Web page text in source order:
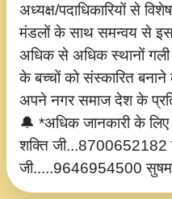
अध्यक्ष/पदाधिकारियों से
मंडलों के साथ समन्वय से
अधिक से अधिक स्थानों
के बच्चों को संस्कारित
अपने नगर समाज देश के प्रति
🔔 *अधिक जानकारी के
शक्ति जी...8700652182
जी.....9646954500